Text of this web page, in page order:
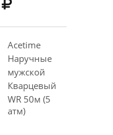
Acetime
Наручные
мужской
Кварцевый
WR 50м (5
атм)